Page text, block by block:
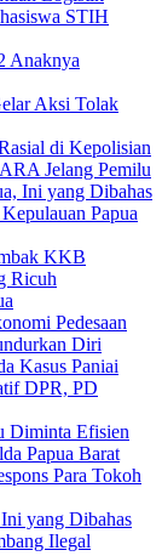
STIH
Anaknya
Aksi Tolak
di Kepolisian
Jelang Pemilu
Ini yang Dibahas
Papua
KKB
Ricuh
Pedesaan
Diri
Kasus Paniai
DPR, PD
Diminta Efisien
Papua Barat
Para Tokoh
yang Dibahas
Ilegal